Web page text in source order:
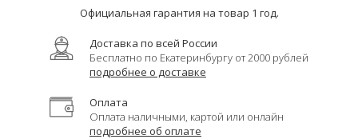
Официальная гарантия на товар 1 год.
Доставка по всей России
Бесплатно по Екатеринбургу от 2000 рублей
подробнее о доставке
Оплата
Оплата наличными, картой или онлайн
подробнее об оплате